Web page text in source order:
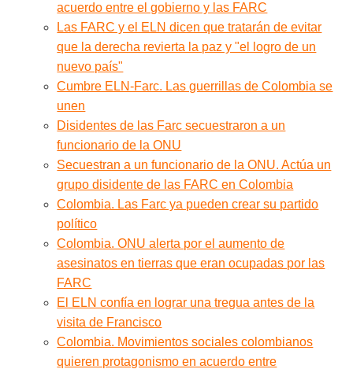
acuerdo entre el gobierno y las FARC
Las FARC y el ELN dicen que tratarán de evitar
que la derecha revierta la paz y "el logro de un
nuevo país"
Cumbre ELN-Farc. Las guerrillas de Colombia se
unen
Disidentes de las Farc secuestraron a un
funcionario de la ONU
Secuestran a un funcionario de la ONU. Actúa un
grupo disidente de las FARC en Colombia
Colombia. Las Farc ya pueden crear su partido
político
Colombia. ONU alerta por el aumento de
asesinatos en tierras que eran ocupadas por las
FARC
El ELN confía en lograr una tregua antes de la
visita de Francisco
Colombia. Movimientos sociales colombianos
quieren protagonismo en acuerdo entre